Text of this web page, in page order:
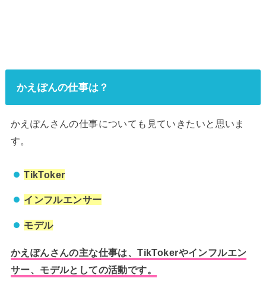
かえぽんの仕事は？
かえぽんさんの仕事についても見ていきたいと思いま
す。
TikToker
インフルエンサー
モデル
かえぽんさんの主な仕事は、TikTokerやインフルエン
サー、モデルとしての活動です。